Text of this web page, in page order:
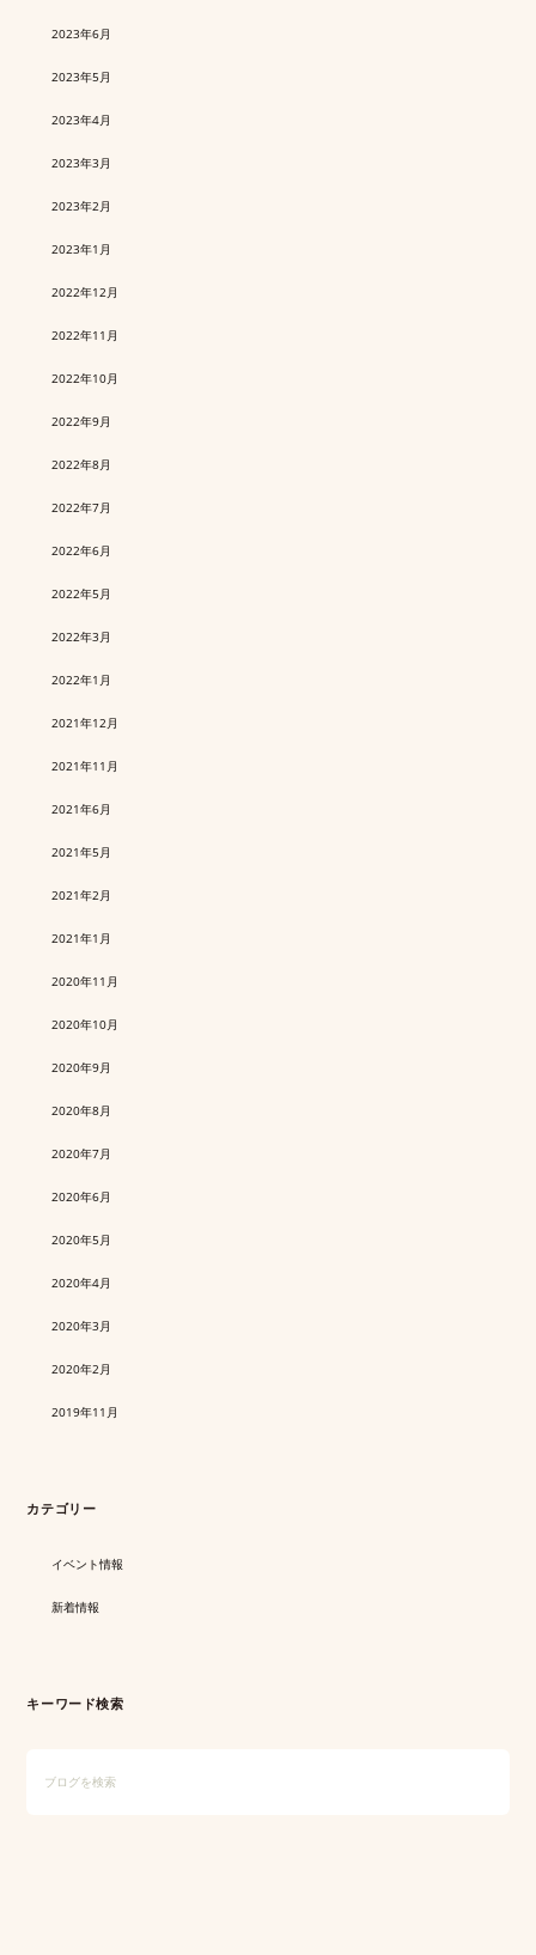
2023年6月
2023年5月
2023年4月
2023年3月
2023年2月
2023年1月
2022年12月
2022年11月
2022年10月
2022年9月
2022年8月
2022年7月
2022年6月
2022年5月
2022年3月
2022年1月
2021年12月
2021年11月
2021年6月
2021年5月
2021年2月
2021年1月
2020年11月
2020年10月
2020年9月
2020年8月
2020年7月
2020年6月
2020年5月
2020年4月
2020年3月
2020年2月
2019年11月
カテゴリー
イベント情報
新着情報
キーワード検索